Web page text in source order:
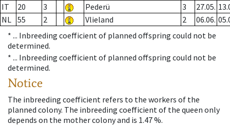
IT
20 3 Pederü 3 27.05.
NL 55 2 Vlieland 2 06.06.
* ... Inbreeding coefficient of planned offspring could not be
determined.
* ... Inbreeding coefficient of planned offspring could not be
determined.
Notice
The inbreeding coefficient refers to the workers of the
planned colony. The inbreeding coefficient of the queen only
depends on the mother colony and is 1.47 %.